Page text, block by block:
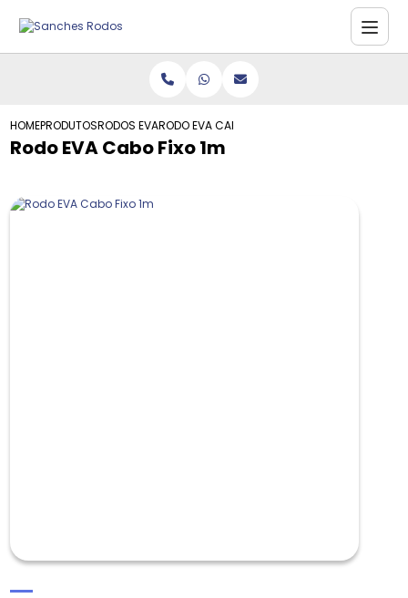
HOMEPRODUTOSRODOS EVARODO EVA CABO FIXO 1M
Rodo EVA Cabo Fixo 1m